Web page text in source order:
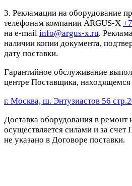
3. Рекламации на оборудование
телефонам компании ARGUS-X
на e-mail info@argus-x.ru.
наличии копии документа,
дату поставки.
Гарантийное обслуживание
центре Поставщика, находящемся
г. Москва, ш. Энтузиастов 56
Доставка оборудования в ремонт
осуществляется силами и за счет
не указано в Договоре поставки.